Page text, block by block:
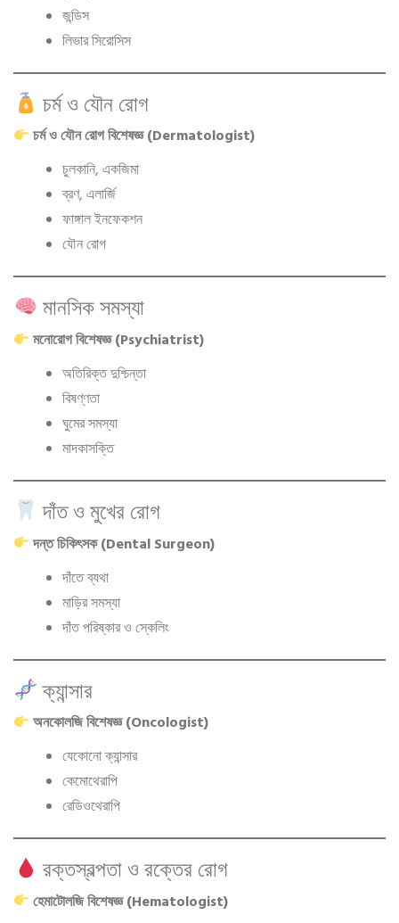
জন্ডিস
লিভার সিরোসিস
চর্ম ও যৌন রোগ
চর্ম ও যৌন রোগ বিশেষজ্ঞ (Dermatologist)
চুলকানি, একজিমা
ব্রণ, এলার্জি
ফাঙ্গাল ইনফেকশন
যৌন রোগ
মানসিক সমস্যা
মনোরোগ বিশেষজ্ঞ (Psychiatrist)
অতিরিক্ত দুশ্চিন্তা
বিষণ্ণতা
ঘুমের সমস্যা
মাদকাসক্তি
দাঁত ও মুখের রোগ
দন্ত চিকিৎসক (Dental Surgeon)
দাঁতে ব্যথা
মাড়ির সমস্যা
দাঁত পরিষ্কার ও স্কেলিং
ক্যান্সার
অনকোলজি বিশেষজ্ঞ (Oncologist)
যেকোনো ক্যান্সার
কেমোথেরাপি
রেডিওথেরাপি
রক্তস্বল্পতা ও রক্তের রোগ
হেমাটোলজি বিশেষজ্ঞ (Hematologist)